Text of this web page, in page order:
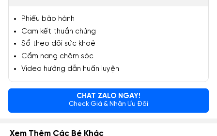
Phiếu bảo hành
Cam kết thuần chủng
Sổ theo dõi sức khoẻ
Cẩm nang chăm sóc
Video hướng dẫn huấn luyện
CHAT ZALO NGAY!
Check Giá & Nhận Ưu Đãi
Xem Thêm Các Bé Khác